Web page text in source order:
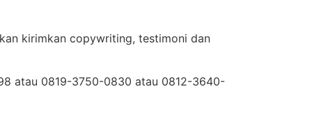
kirimkan copywriting, testimoni dan
atau 0819-3750-0830 atau 0812-3640-